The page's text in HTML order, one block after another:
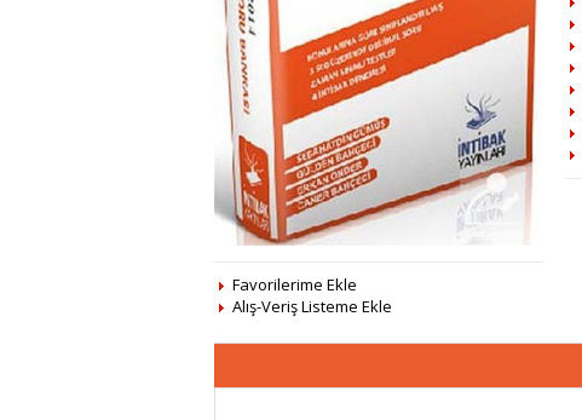
Favorilerime Ekle
Alış-Veriş Listeme Ekle